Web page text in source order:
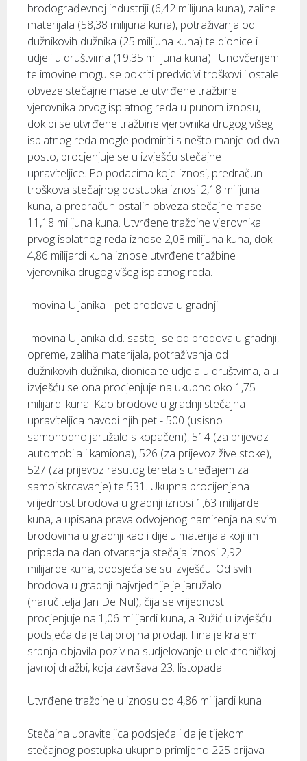
brodograđevnoj industriji (6,42 milijuna kuna), zalihe
materijala (58,38 milijuna kuna), potraživanja od
dužnikovih dužnika (25 milijuna kuna) te dionice i
udjeli u društvima (19,35 milijuna kuna). Unovčenjem
te imovine mogu se pokriti predvidivi troškovi i ostale
obveze stečajne mase te utvrđene tražbine
vjerovnika prvog isplatnog reda u punom iznosu,
dok bi se utvrđene tražbine vjerovnika drugog višeg
isplatnog reda mogle podmiriti s nešto manje od dva
posto, procjenjuje se u izvješću stečajne
upraviteljice. Po podacima koje iznosi, predračun
troškova stečajnog postupka iznosi 2,18 milijuna
kuna, a predračun ostalih obveza stečajne mase
11,18 milijuna kuna. Utvrđene tražbine vjerovnika
prvog isplatnog reda iznose 2,08 milijuna kuna, dok
4,86 milijardi kuna iznose utvrđene tražbine
vjerovnika drugog višeg isplatnog reda.
Imovina Uljanika - pet brodova u gradnji
Imovina Uljanika d.d. sastoji se od brodova u gradnji,
opreme, zaliha materijala, potraživanja od
dužnikovih dužnika, dionica te udjela u društvima, a u
izvješću se ona procjenjuje na ukupno oko 1,75
milijardi kuna. Kao brodove u gradnji stečajna
upraviteljica navodi njih pet - 500 (usisno
samohodno jaružalo s kopačem), 514 (za prijevoz
automobila i kamiona), 526 (za prijevoz žive stoke),
527 (za prijevoz rasutog tereta s uređajem za
samoiskrcavanje) te 531. Ukupna procijenjena
vrijednost brodova u gradnji iznosi 1,63 milijarde
kuna, a upisana prava odvojenog namirenja na svim
brodovima u gradnji kao i dijelu materijala koji im
pripada na dan otvaranja stečaja iznosi 2,92
milijarde kuna, podsjeća se su izvješću. Od svih
brodova u gradnji najvrjednije je jaružalo
(naručitelja Jan De Nul), čija se vrijednost
procjenjuje na 1,06 milijardi kuna, a Ružić u izvješću
podsjeća da je taj broj na prodaji. Fina je krajem
srpnja objavila poziv na sudjelovanje u elektroničkoj
javnoj dražbi, koja završava 23. listopada.
Utvrđene tražbine u iznosu od 4,86 milijardi kuna
Stečajna upraviteljica podsjeća i da je tijekom
stečajnog postupka ukupno primljeno 225 prijava